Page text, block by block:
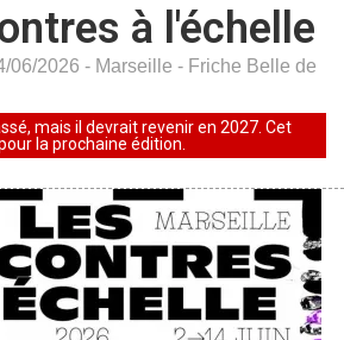
à l'échelle
06/2026 - Marseille - Friche Belle de
mais il devrait revenir en 2027. Cet
la prochaine édition.